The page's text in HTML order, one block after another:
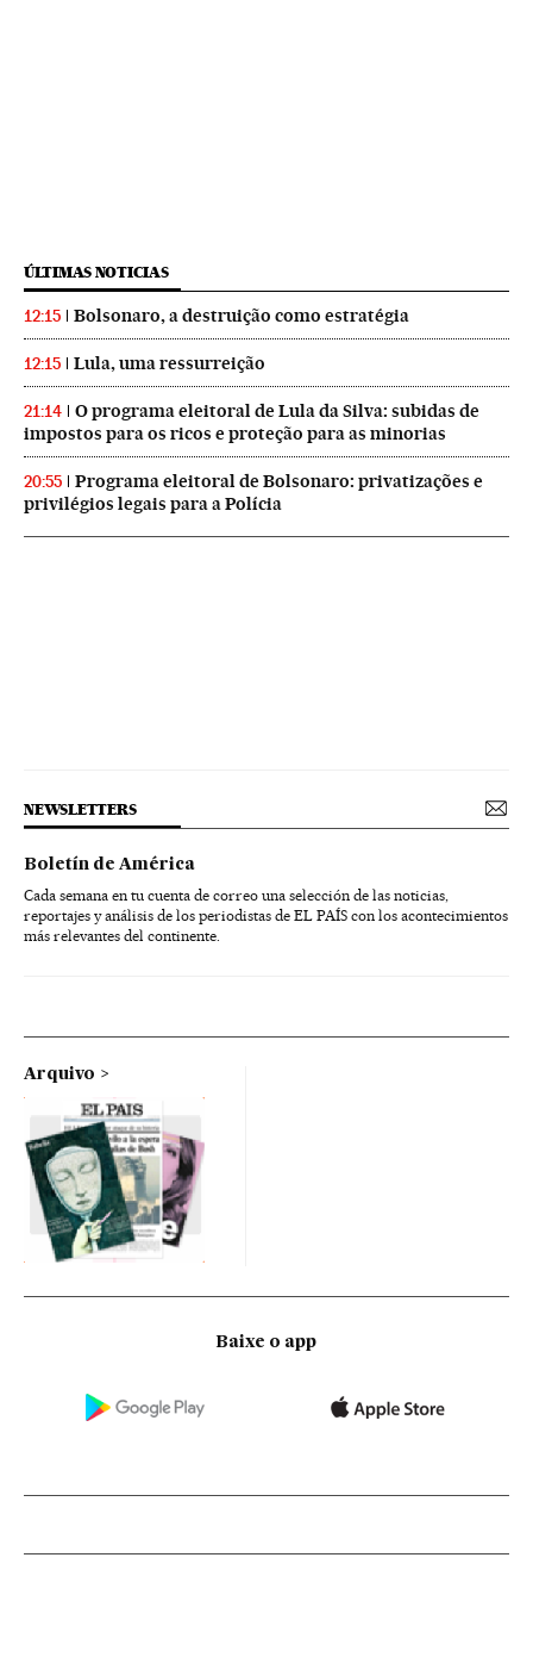
ÚLTIMAS NOTICIAS
12:15 Bolsonaro, a destruição como estratégia
12:15 Lula, uma ressurreição
21:14
O programa eleitoral de Lula da Silva: subidas de
impostos para os ricos e proteção para as minorias
20:55
Programa eleitoral de Bolsonaro: privatizações e
privilégios legais para a Polícia
NEWSLETTERS
Boletín de América
Cada semana en tu cuenta de correo una selección de las noticias,
reportajes y análisis de los periodistas de EL PAÍS con los acontecimientos
más relevantes del continente.
Arquivo
Baixe o app